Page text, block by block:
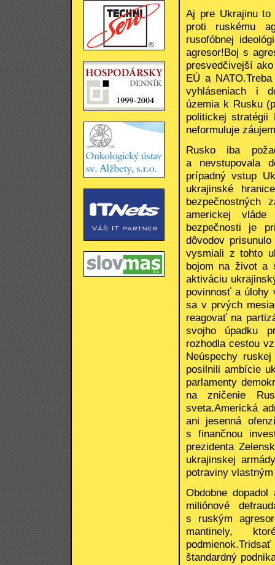
Aj pre Ukrajinu to
proti ruskému
rusofóbnej
agresor!Boj s
presvedčivejší
EÚ a
vyhláseniach i
územia k Rusku
politickej stratégii
neformuluje
Rusko iba
a nevstupovala
prípadný vstup
ukrajinské
bezpečnostných
americkej
bezpečnosti je
dôvodov
vysmiali z tohto
bojom na život a
aktiváciu
povinnosť a úlohy
sa v prvých
reagovať na
svojho úpadku
rozhodla cestou
Neúspechy
posilnili ambície
parlamenty
na zničenie
sveta.Americká
ani jesenná
s finančnou
prezidenta
ukrajinskej
potraviny
Obdobne
miliónové
s ruským
mantinely,
štandardný